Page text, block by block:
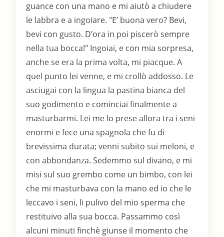
guance con una mano e mi aiutò a chiudere
le labbra e a ingoiare. "E’ buona vero? Bevi,
bevi con gusto. D’ora in poi piscerò sempre
nella tua bocca!" Ingoiai, e con mia sorpresa,
anche se era la prima volta, mi piacque. A
quel punto lei venne, e mi crollò addosso. Le
asciugai con la lingua la pastina bianca del
suo godimento e cominciai finalmente a
masturbarmi. Lei me lo prese allora tra i seni
enormi e fece una spagnola che fu di
brevissima durata; venni subito sui meloni, e
con abbondanza. Sedemmo sul divano, e mi
misi sul suo grembo come un bimbo, con lei
che mi masturbava con la mano ed io che le
leccavo i seni, li pulivo del mio sperma che
restituivo alla sua bocca. Passammo così
alcuni minuti finchè giunse il momento che